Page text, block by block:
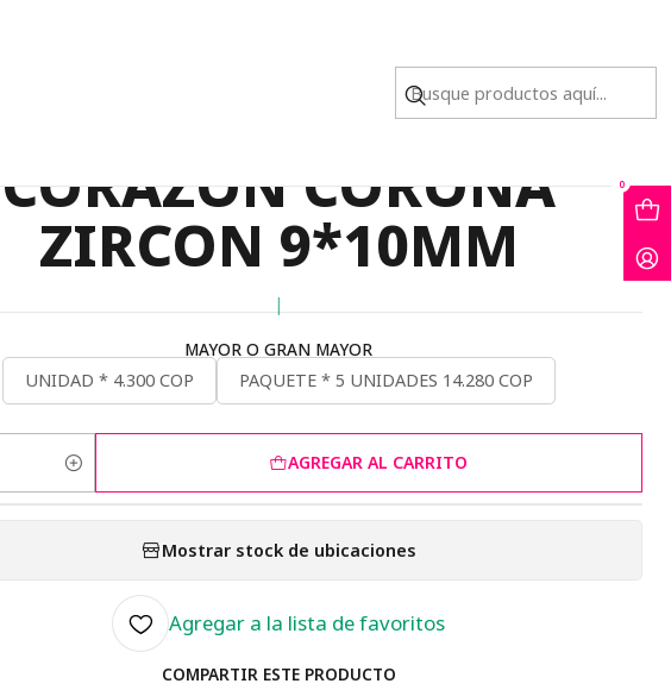
0
RODIO DORADO DIJE
CORAZON CORONA
ZIRCON 9*10MM
|
MAYOR O GRAN MAYOR
UNIDAD * 4.300 COP
PAQUETE * 5 UNIDADES 14.280 COP
AGREGAR AL CARRITO
Mostrar stock de ubicaciones
Agregar a la lista de favoritos
COMPARTIR ESTE PRODUCTO